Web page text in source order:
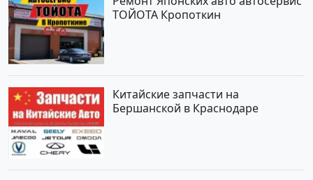
ТОЙОТА Кропоткин
Китайские запчасти на
Бершанской в Краснодаре